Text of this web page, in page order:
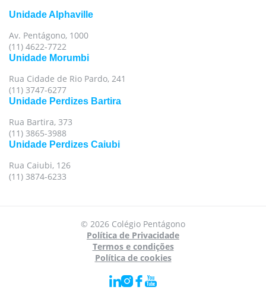
Unidade Alphaville
Av. Pentágono, 1000
(11) 4622-7722
Unidade Morumbi
Rua Cidade de Rio Pardo, 241
(11) 3747-6277
Unidade Perdizes Bartira
Rua Bartira, 373
(11) 3865-3988
Unidade Perdizes Caiubi
Rua Caiubi, 126
(11) 3874-6233
© 2026 Colégio Pentágono
Política de Privacidade
Termos e condições
Política de cookies
Para oferecer uma melhor experiência, utilizamos
cookies e tecnologias semelhantes no nosso site.
Para mais informações, acesse nossa
PrivacidadeePolítica de Cookies
Aceito todas as políticas